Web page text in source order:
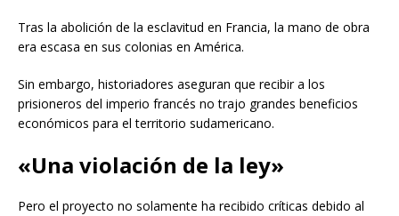
Tras la abolición de la esclavitud en Francia, la mano de obra
era escasa en sus colonias en América.
Sin embargo, historiadores aseguran que recibir a los
prisioneros del imperio francés no trajo grandes beneficios
económicos para el territorio sudamericano.
«Una violación de la ley»
Pero el proyecto no solamente ha recibido críticas debido al